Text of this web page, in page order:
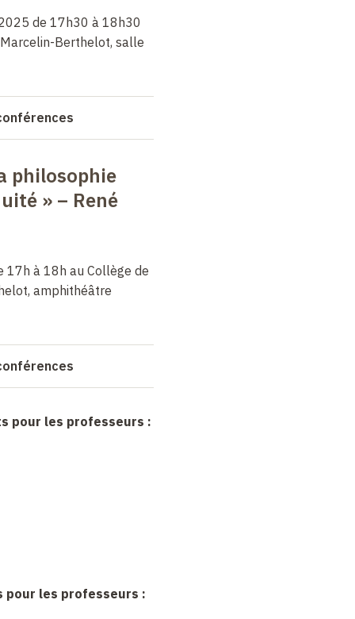
de 17h30 à 18h30
Berthelot, salle
philosophie
» – René
à 18h au Collège de
amphithéâtre
pour les professeurs :
pour les professeurs :